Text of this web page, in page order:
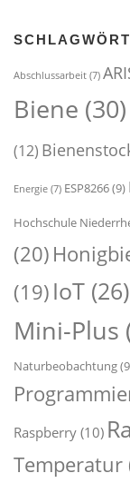
Abschlussarbeit (7)
Biene (30)
(12)
Energie (7) ESP8266(9)
Hochschule
(20)
(19) IoT (26)
Mini-Plus
Naturbeobachtung
Raspberry (10)
Temperatur